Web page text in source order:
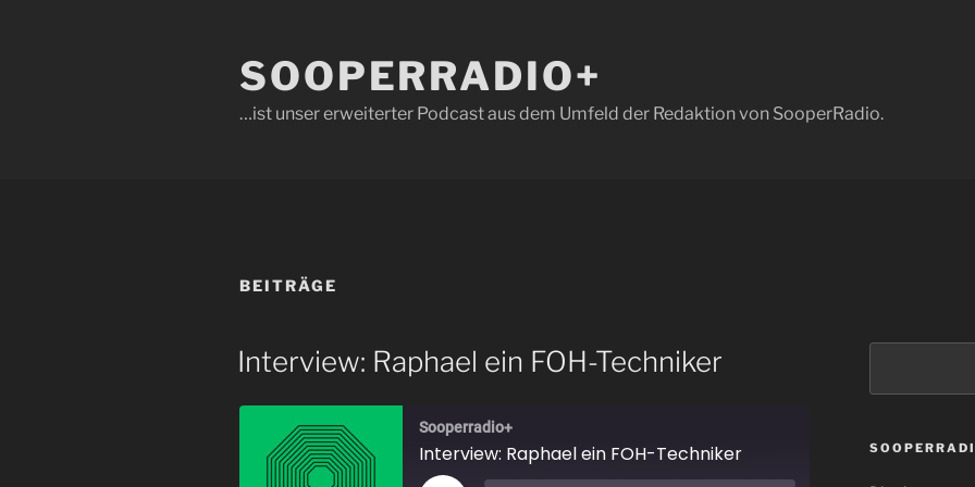
SOOPERRADIO+
…ist unser erweiterter Podcast aus dem Umfeld der Redaktion von SooperRadio.
BEITRÄGE
Interview: Raphael ein FOH-Techniker
Sooperradio+
Interview: Raphael ein FOH-Techniker